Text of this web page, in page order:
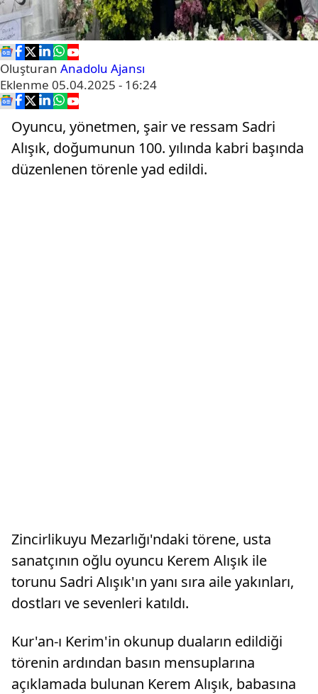
Oluşturan Anadolu Ajansı
Eklenme 05.04.2025 - 16:24
Oyuncu, yönetmen, şair ve ressam Sadri
Alışık, doğumunun 100. yılında kabri başında
düzenlenen törenle yad edildi.
Zincirlikuyu Mezarlığı'ndaki törene, usta
sanatçının oğlu oyuncu Kerem Alışık ile
torunu Sadri Alışık'ın yanı sıra aile yakınları,
dostları ve sevenleri katıldı.
Kur'an-ı Kerim'in okunup duaların edildiği
törenin ardından basın mensuplarına
açıklamada bulunan Kerem Alışık, babasına